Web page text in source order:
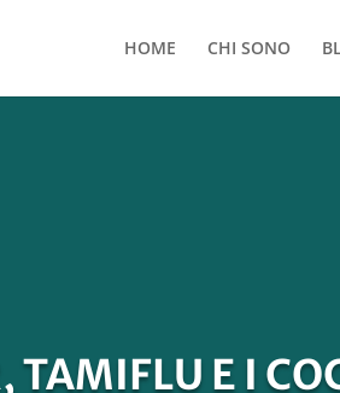
HOME CHI SONO
TAMIFLU E I